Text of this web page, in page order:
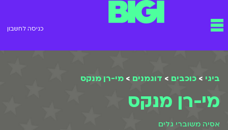
תפריט כניסה לחשבון
ביגי > כוכבים > דוגמנים > מי-רן מנקס
מי-רן מנקס
אסיה משוברי גלים